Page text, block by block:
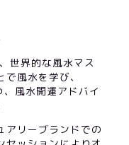
世界的な風水マス
風水を学び、
風水開運アドバイ
アリーブランドでの